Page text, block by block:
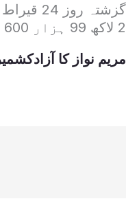
2 لاکھ 99 ہزار 600 روپے کی نئی بُلند ترین سطح پر پہنچ گئے تھے۔
مریم نواز کا